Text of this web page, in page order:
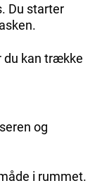
Du starter
du kan trække
og
i rummet.